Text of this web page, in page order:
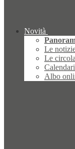
Novità
Le
Le
Albo